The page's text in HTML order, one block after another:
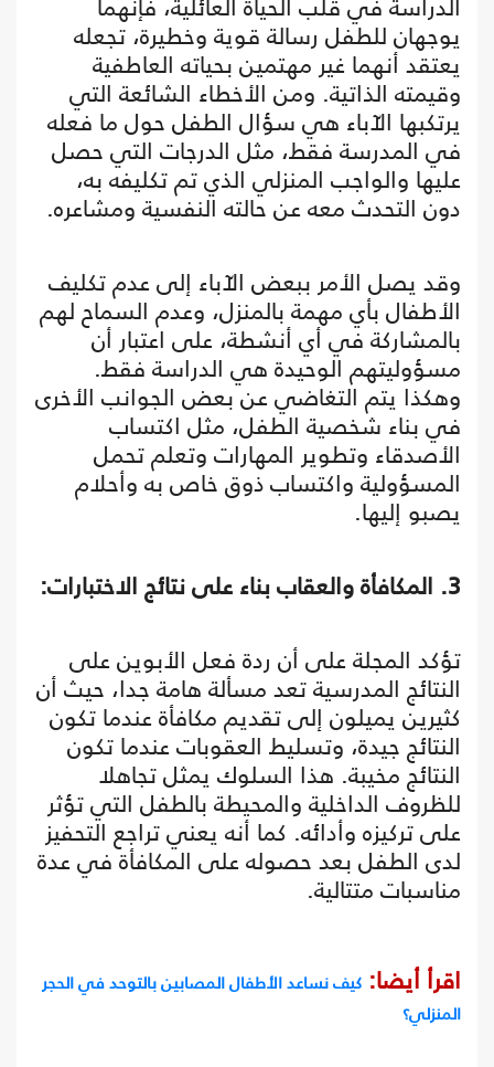
يوجهان للطفل رسالة قوية وخطيرة، تجعله
يعتقد أنهما غير مهتمين بحياته العاطفية
وقيمته الذاتية. ومن الأخطاء الشائعة التي
يرتكبها الآباء هي سؤال الطفل حول ما فعله
في المدرسة فقط، مثل الدرجات التي حصل
عليها والواجب المنزلي الذي تم تكليفه به،
دون التحدث معه عن حالته النفسية ومشاعره.
وقد يصل الأمر ببعض الآباء إلى عدم تكليف
الأطفال بأي مهمة بالمنزل، وعدم السماح لهم
بالمشاركة في أي أنشطة، على اعتبار أن
مسؤوليتهم الوحيدة هي الدراسة فقط.
وهكذا يتم التغاضي عن بعض الجوانب الأخرى
في بناء شخصية الطفل، مثل اكتساب
الأصدقاء وتطوير المهارات وتعلم تحمل
المسؤولية واكتساب ذوق خاص به وأحلام
يصبو إليها.
3. المكافأة والعقاب بناء على نتائج الاختبارات:
تؤكد المجلة على أن ردة فعل الأبوين على
النتائج المدرسية تعد مسألة هامة جدا، حيث أن
كثيرين يميلون إلى تقديم مكافأة عندما تكون
النتائج جيدة، وتسليط العقوبات عندما تكون
النتائج مخيبة. هذا السلوك يمثل تجاهلا
للظروف الداخلية والمحيطة بالطفل التي تؤثر
على تركيزه وأدائه. كما أنه يعني تراجع التحفيز
لدى الطفل بعد حصوله على المكافأة في عدة
مناسبات متتالية.
اقرأ أيضا: كيف نساعد الأطفال المصابين بالتوحد في الحجر
المنزلي؟